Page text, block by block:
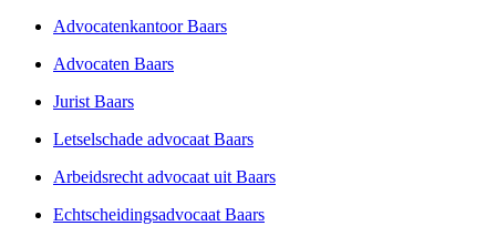
Advocatenkantoor Baars
Advocaten Baars
Jurist Baars
Letselschade advocaat Baars
Arbeidsrecht advocaat uit Baars
Echtscheidingsadvocaat Baars